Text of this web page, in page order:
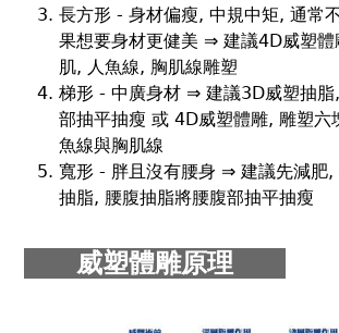
長方形 - 身材偏瘦, 中規中矩, 通常
果想要身材更健美 ⇒ 建議4D威塑
肌, 人魚線, 胸肌線雕塑
梯形 - 中廣身材 ⇒ 建議3D威塑抽脂
部抽平抽瘦 或 4D威塑體雕, 雕塑六
魚線與胸肌線
寬形 - 胖且沒有腰身 ⇒ 建議先減肥,
抽脂, 腰腹抽脂將腰腹部抽平抽瘦
威塑體雕原理